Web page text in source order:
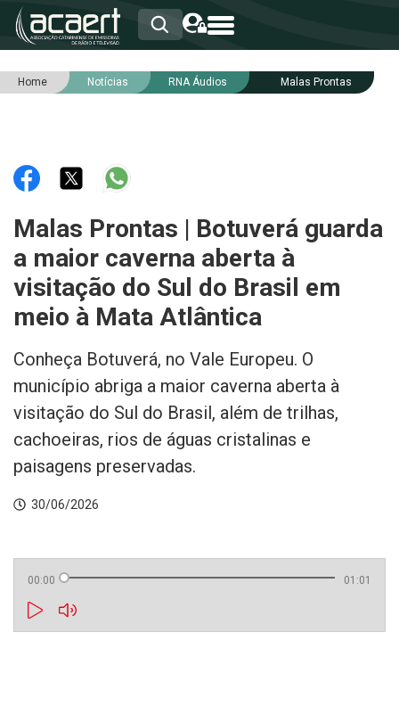
HOME
RNA
NOTÍCIAS
SERVIÇOS
INTEGRIDADE
Home Notícias RNA Áudios Malas Prontas
Malas Prontas | Botuverá guarda
a maior caverna aberta à
visitação do Sul do Brasil em
meio à Mata Atlântica
Conheça Botuverá, no Vale Europeu. O
município abriga a maior caverna aberta à
visitação do Sul do Brasil, além de trilhas,
cachoeiras, rios de águas cristalinas e
paisagens preservadas.
30/06/2026
00:00 01:01